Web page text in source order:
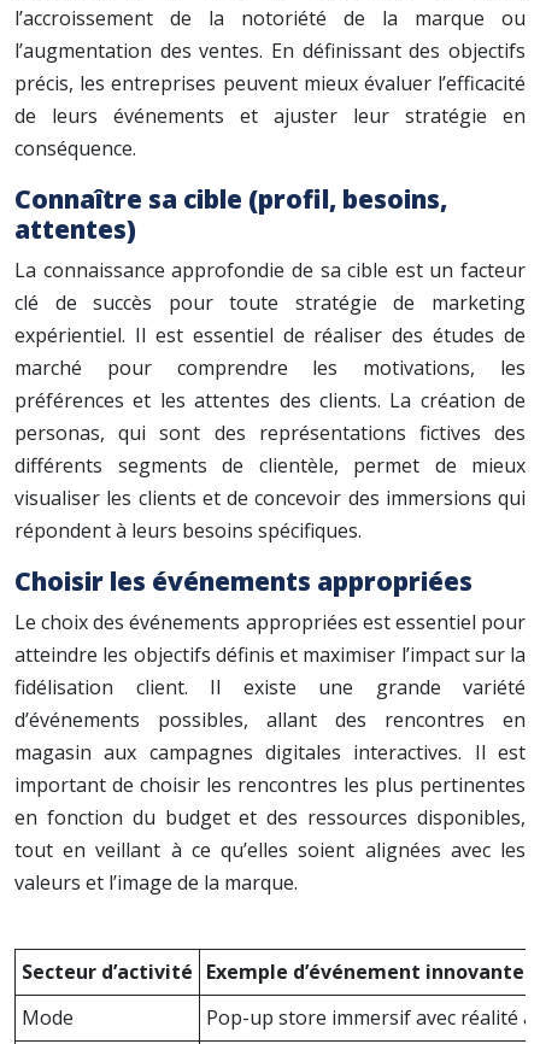
l’accroissement de la notoriété de la marque ou
l’augmentation des ventes. En définissant des objectifs
précis, les entreprises peuvent mieux évaluer l’efficacité
de leurs événements et ajuster leur stratégie en
conséquence.
Connaître sa cible (profil, besoins,
attentes)
La connaissance approfondie de sa cible est un facteur
clé de succès pour toute stratégie de marketing
expérientiel. Il est essentiel de réaliser des études de
marché pour comprendre les motivations, les
préférences et les attentes des clients. La création de
personas, qui sont des représentations fictives des
différents segments de clientèle, permet de mieux
visualiser les clients et de concevoir des immersions qui
répondent à leurs besoins spécifiques.
Choisir les événements appropriées
Le choix des événements appropriées est essentiel pour
atteindre les objectifs définis et maximiser l’impact sur la
fidélisation client. Il existe une grande variété
d’événements possibles, allant des rencontres en
magasin aux campagnes digitales interactives. Il est
important de choisir les rencontres les plus pertinentes
en fonction du budget et des ressources disponibles,
tout en veillant à ce qu’elles soient alignées avec les
valeurs et l’image de la marque.
Secteur d’activité Exemple d’événement innovante
Mode
Pop-up store immersif avec réalité